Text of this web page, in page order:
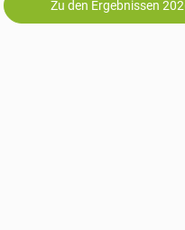
Zu den Ergebnissen